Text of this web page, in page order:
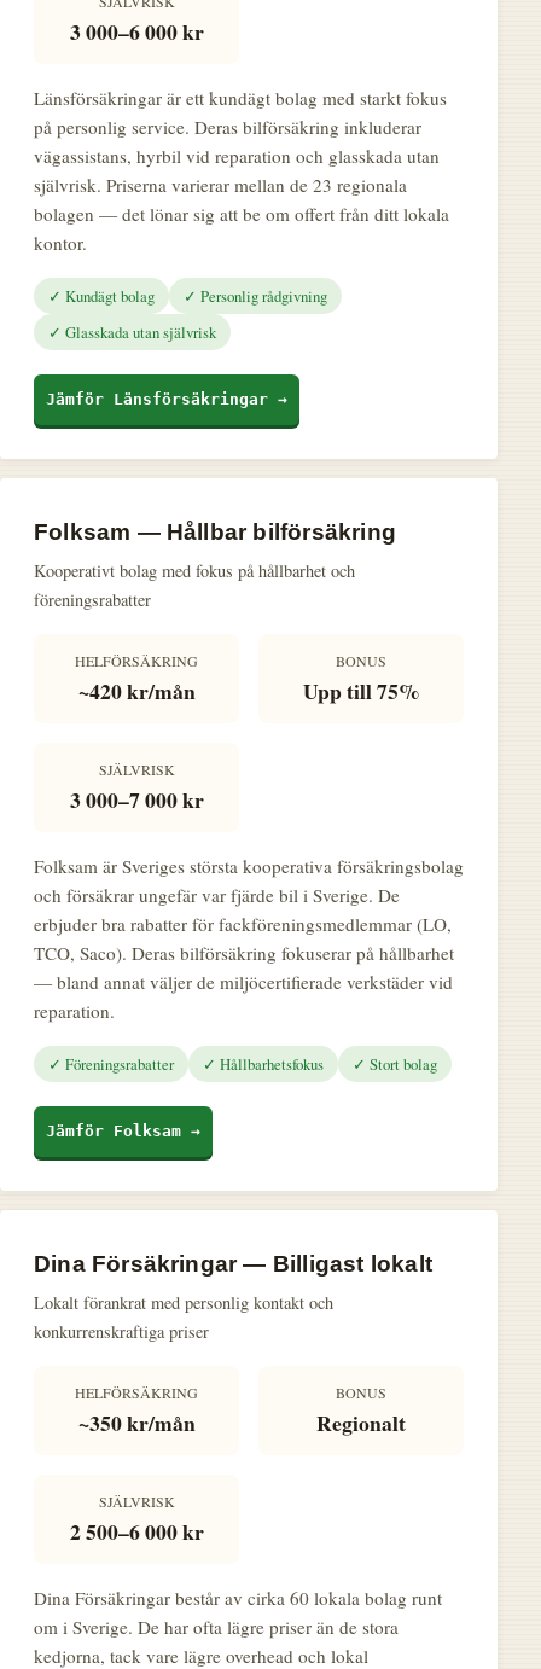
3 000–6 000 kr
Länsförsäkringar är ett kundägt bolag med starkt fokus
på personlig service. Deras bilförsäkring inkluderar
vägassistans, hyrbil vid reparation och glasskada utan
självrisk. Priserna varierar mellan de 23 regionala
bolagen — det lönar sig att be om offert från ditt lokala
kontor.
✓ Kundägt bolag
✓ Personlig rådgivning
✓ Glasskada utan självrisk
Jämför Länsförsäkringar →
Folksam — Hållbar bilförsäkring
Kooperativt bolag med fokus på hållbarhet och
föreningsrabatter
HELFÖRSÄKRING
~420 kr/mån
BONUS
Upp till 75%
SJÄLVRISK
3 000–7 000 kr
Folksam är Sveriges största kooperativa försäkringsbolag
och försäkrar ungefär var fjärde bil i Sverige. De
erbjuder bra rabatter för fackföreningsmedlemmar (LO,
TCO, Saco). Deras bilförsäkring fokuserar på hållbarhet
— bland annat väljer de miljöcertifierade verkstäder vid
reparation.
✓ Föreningsrabatter ✓ Hållbarhetsfokus ✓ Stort bolag
Jämför Folksam →
Dina Försäkringar — Billigast lokalt
Lokalt förankrat med personlig kontakt och
konkurrenskraftiga priser
HELFÖRSÄKRING
~350 kr/mån
BONUS
Regionalt
SJÄLVRISK
2 500–6 000 kr
Dina Försäkringar består av cirka 60 lokala bolag runt
om i Sverige. De har ofta lägre priser än de stora
kedjorna, tack vare lägre overhead och lokal